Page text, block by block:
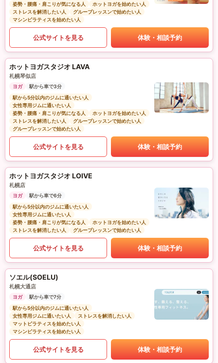
姿勢・腰痛・肩こりが気になる人
ホットヨガを始めたい人
ストレスを解消したい人
グループレッスンで始めたい人
マシンピラティスを始めたい人
公式サイトを見る 体験・相談予約
ホットヨガスタジオ LAVA
札幌琴似店
ヨガ
駅から車で3分
駅から5分以内のジムに通いたい人
女性専用ジムに通いたい人
姿勢・腰痛・肩こりが気になる人
ホットヨガを始めたい人
ストレスを解消したい人
グループレッスンで始めたい人
グループレッスンで始めたい人
公式サイトを見る 体験・相談予約
ホットヨガスタジオ LOIVE
札幌店
ヨガ
駅から車で6分
駅から5分以内のジムに通いたい人
女性専用ジムに通いたい人
姿勢・腰痛・肩こりが気になる人
ホットヨガを始めたい人
ストレスを解消したい人
グループレッスンで始めたい人
公式サイトを見る 体験・相談予約
ソエル(SOELU)
札幌大通店
ヨガ
駅から車で7分
駅から5分以内のジムに通いたい人
女性専用ジムに通いたい人
ストレスを解消したい人
マットピラティスを始めたい人
マシンピラティスを始めたい人
公式サイトを見る 体験・相談予約